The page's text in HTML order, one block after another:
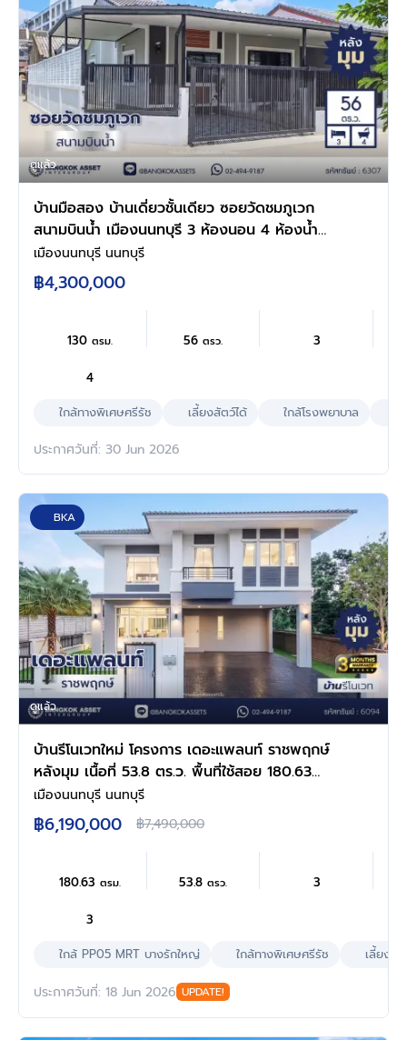
ดูแล้ว
บ้านมือสอง บ้านเดี่ยวชั้นเดียว ซอยวัดชมภูเวก
สนามบินน้ำ เมืองนนทบุรี 3 ห้องนอน 4 ห้องน้ำ
พื้นที่ใช้สอย 130 ตร.ม. ที่ดิน 56 ตร.ว. หลังมุม
ใกล้ทางด่วนงามวงศ์วาน เดินทางสะดวก พร้อมเข้า
อยู่
เมืองนนทบุรี นนทบุรี
฿4,300,000
130ตรม. 56ตรว. 3
4
ใกล้ทางพิเศษศรีรัช
เลี้ยงสัตว์ได้ ใกล้โรงพยาบาล
ประกาศวันที่: 30 Jun 2026
BKA
ดูแล้ว
บ้านรีโนเวทใหม่ โครงการ เดอะแพลนท์ ราชพฤกษ์
หลังมุม เนื้อที่ 53.8 ตร.ว. พื้นที่ใช้สอย 180.63
ตร.ม. ฟังก์ชัน 3 ห้องนอน 3 ห้องน้ำ จอดรถได้ 2
คัน บนทำเลศักยภาพ เดินทางสะดวก ใกล้วงเวียน
พระราม5, The Walk, ทางด่วน ศรีรัช และรถไฟฟ้า
สายสีม่วง "สถานีบางรักใหญ่"
เมืองนนทบุรี นนทบุรี
฿6,190,000 ฿7,490,000
180.63ตรม. 53.8ตรว. 3
3
ใกล้ PP05 MRT บางรักใหญ่
ใกล้ทางพิเศษศรีรัช เลี้ยงสั
ประกาศวันที่: 18 Jun 2026 UPDATE!